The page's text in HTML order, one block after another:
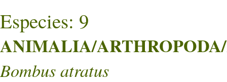
Especies: 9
ANIMALIA/
Bombus atratus